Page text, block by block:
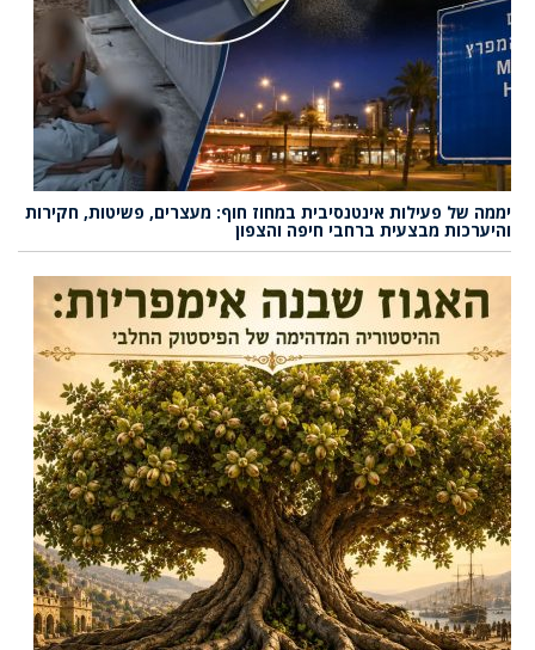
יממה של פעילות אינטנסיבית במחוז חוף: מעצרים, פשיטות, חקירות
והיערכות מבצעית ברחבי חיפה והצפון